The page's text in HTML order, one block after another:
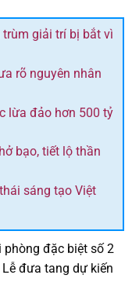
giải trí bị bắt vì
rõ nguyên nhân
lừa đảo hơn 500 tỷ
bạo, tiết lộ thần
sáng tạo Việt
đặc biệt số 2
đưa tang dự kiến